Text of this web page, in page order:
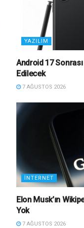
YAZILIM
Android 17
Edilecek
7 AĞUSTOS 2026
İNTERNET
Elon Musk’ın
Yok
7 AĞUSTOS 2026